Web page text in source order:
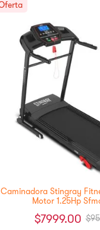
Caminadora Stingray
Motor 1.25Hp
$7999.00 $